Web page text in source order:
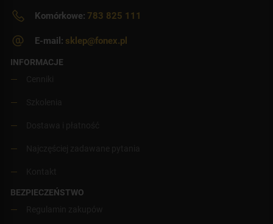
Komórkowe: 783 825 111
E-mail: sklep@fonex.pl
INFORMACJE
BEZPIECZEŃSTWO